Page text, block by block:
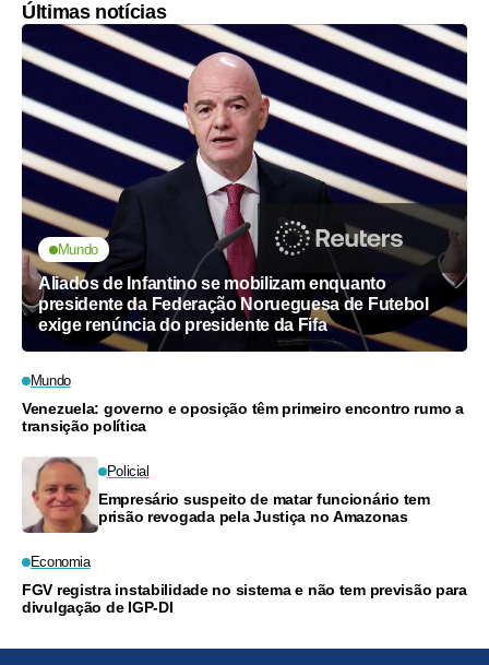
Últimas notícias
Mundo
Aliados de Infantino se mobilizam enquanto
presidente da Federação Norueguesa de Futebol
exige renúncia do presidente da Fifa
Mundo
Venezuela: governo e oposição têm primeiro encontro rumo a
transição política
Policial
Empresário suspeito de matar funcionário tem
prisão revogada pela Justiça no Amazonas
Economia
FGV registra instabilidade no sistema e não tem previsão para
divulgação de IGP-DI